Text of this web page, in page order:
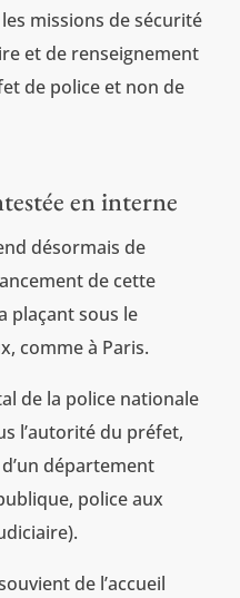
missions de sécurité
et de renseignement
de police et non de
en interne
désormais de
de cette
plaçant sous le
comme à Paris.
de la police nationale
l’autorité du préfet,
département
police aux
de l’accueil